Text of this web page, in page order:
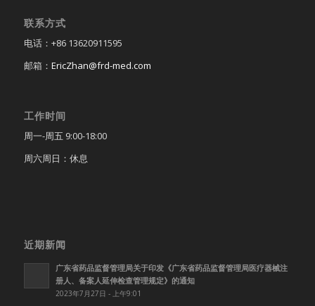
联系方式
电话：+86 13620911595
邮箱： EricZhan@frd-med.com
工作时间
周一-周五 9:00-18:00
周六周日：休息
近期新闻
广东省药品监督管理局关于印发《广东省药品监督管理局医疗器械注
册人、备案人延伸检查管理规定》的通知
2023年7月27日 - 上午9:01